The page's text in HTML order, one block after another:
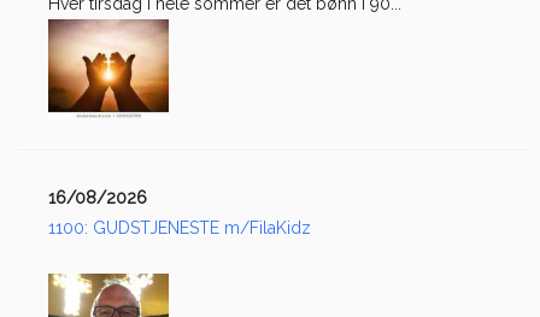
16/08/2026
1100: GUDSTJENESTE m/FilaKidz